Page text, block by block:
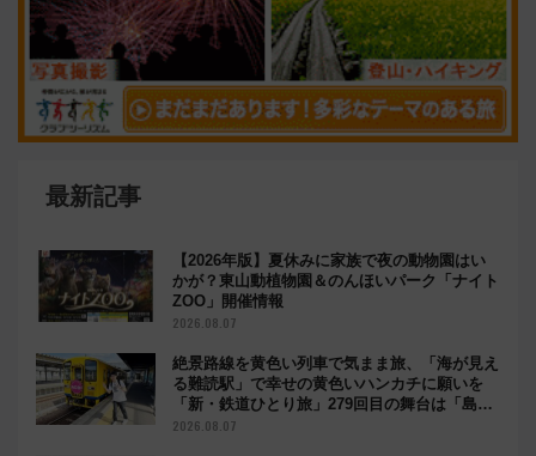
最新記事
【2026年版】夏休みに家族で夜の動物園はい
かが？東山動植物園＆のんほいパーク「ナイト
ZOO」開催情報
2026.08.07
絶景路線を黄色い列車で気まま旅、「海が見え
る難読駅」で幸せの黄色いハンカチに願いを
「新・鉄道ひとり旅」279回目の舞台は「島原
鉄道」
2026.08.07